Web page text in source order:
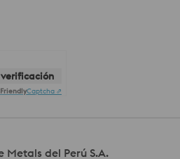
FriendlyCaptcha ⇗
del Perú S.A.